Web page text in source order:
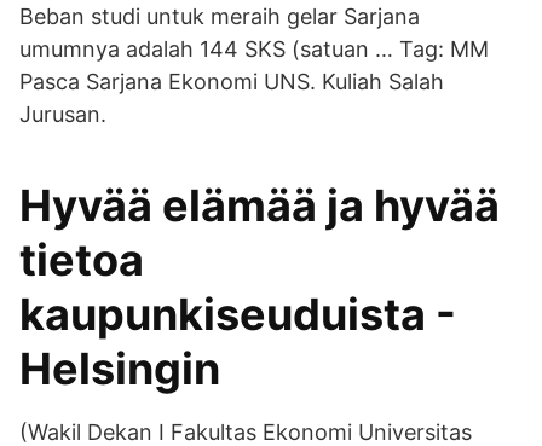
Beban studi untuk meraih gelar Sarjana
umumnya adalah 144 SKS (satuan … Tag: MM
Pasca Sarjana Ekonomi UNS. Kuliah Salah
Jurusan.
Hyvää elämää ja hyvää
tietoa
kaupunkiseuduista -
Helsingin
(Wakil Dekan I Fakultas Ekonomi Universitas